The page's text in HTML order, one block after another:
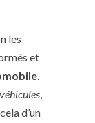
les
et
d’un